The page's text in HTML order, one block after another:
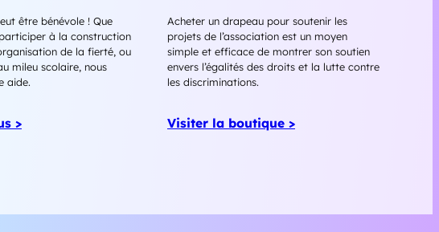
être bénévole ! Que
à la construction
de la fierté, ou
mileu scolaire, nous
aide.
>
Acheter un drapeau pour soutenir les
projets de l’association est un moyen
simple et efficace de montrer son soutien
envers l’égalités des droits et la lutte contre
les discriminations.
Visiter la boutique >